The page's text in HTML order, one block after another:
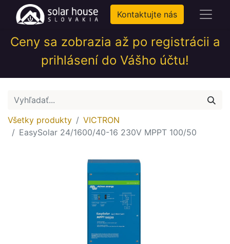
Kontaktujte nás
Ceny sa zobrazia až po registrácii a
prihlásení do Vášho účtu!
Všetky produkty
VICTRON
EasySolar 24/1600/40-16 230V MPPT 100/50